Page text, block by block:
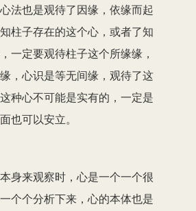
法也是观待了因缘，依缘而起
柱子存在的这个心，或者了知
一定要观待柱子这个所缘缘，
，心识是等无间缘，观待了这
种心不可能是实有的，一定是
也可以安立。
身来观察时，心是一个一个很
个个分析下来，心的本体也是